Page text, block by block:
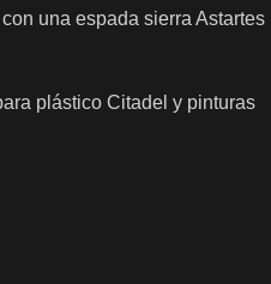
una espada sierra Astartes
plástico Citadel y pinturas